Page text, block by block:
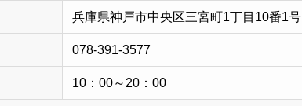
兵庫県神戸市中央区三宮町1丁目10番1号
078-391-3577
10：00～20：00